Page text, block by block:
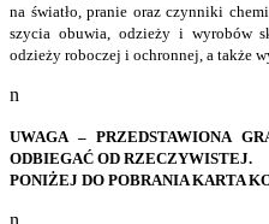
na światło, pranie oraz czynniki
szycia obuwia, odzieży i wyrobów
odzieży roboczej i ochronnej, a także
n
UWAGA – PRZEDSTAWIONA
ODBIEGAĆ OD RZECZYWISTEJ.
PONIŻEJ DO POBRANIA KARTA
n